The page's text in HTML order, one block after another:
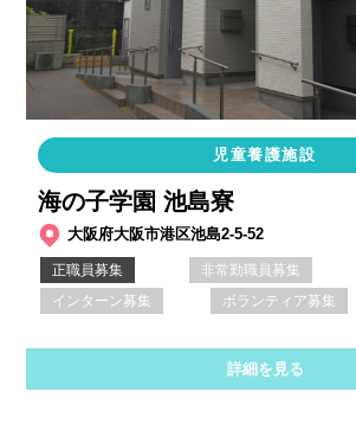
児童養護施設
海の子学園 池島寮
大阪府大阪市港区池島2-5-52
正職員募集 非常勤職員募集
インターン募集
ボランティア募集
詳細を見る